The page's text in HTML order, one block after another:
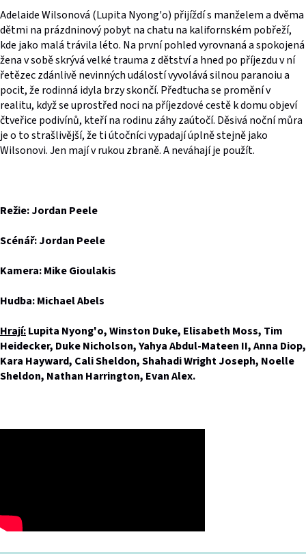
Adelaide Wilsonová (Lupita Nyong'o) přijíždí s manželem a dvěma
dětmi na prázdninový pobyt na chatu na kalifornském pobřeží,
kde jako malá trávila léto. Na první pohled vyrovnaná a spokojená
žena v sobě skrývá velké trauma z dětství a hned po příjezdu v ní
řetězec zdánlivě nevinných událostí vyvolává silnou paranoiu a
pocit, že rodinná idyla brzy skončí. Předtucha se promění v
realitu, když se uprostřed noci na příjezdové cestě k domu objeví
čtveřice podivínů, kteří na rodinu záhy zaútočí. Děsivá noční můra
je o to strašlivější, že ti útočníci vypadají úplně stejně jako
Wilsonovi. Jen mají v rukou zbraně. A neváhají je použít.
Režie: Jordan Peele
Scénář: Jordan Peele
Kamera: Mike Gioulakis
Hudba: Michael Abels
Hrají:Lupita Nyong'o, Winston Duke, Elisabeth Moss, Tim
Heidecker, Duke Nicholson, Yahya Abdul-Mateen II, Anna Diop,
Kara Hayward, Cali Sheldon, Shahadi Wright Joseph, Noelle
Sheldon, Nathan Harrington, Evan Alex.